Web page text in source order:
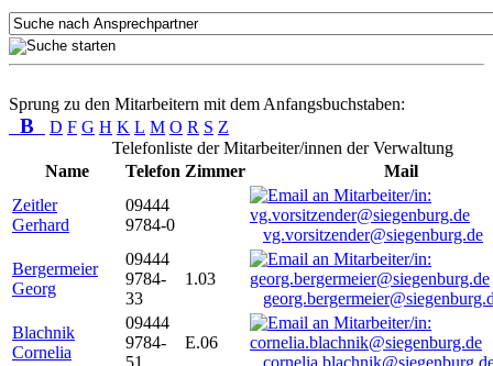
Sprung zu den Mitarbeitern mit dem Anfangsbuchstaben:
B D F G H K L M O R S Z
Telefonliste der Mitarbeiter/innen der Verwaltung
Name
Telefon Zimmer
Mail
Zeitler
Gerhard
09444
9784-0
vg.vorsitzender@siegenburg.de
Bergermeier
Georg
09444
9784-
33
1.03
Blachnik
Cornelia
09444
9784-
E.06